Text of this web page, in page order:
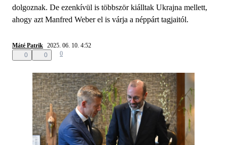
dolgoznak. De ezenkívül is többször kiálltak Ukrajna mellett,
ahogy azt Manfred Weber el is várja a néppárt tagjaitól.
Máté Patrik 2025. 06. 10. 4:52
0
0 0